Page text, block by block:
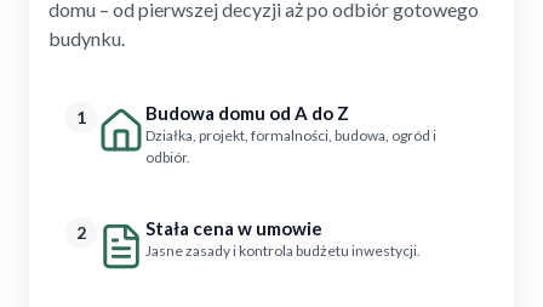
domu – od pierwszej decyzji aż po odbiór gotowego
budynku.
1 Budowa domu od A do Z
Działka, projekt, formalności, budowa, ogród i
odbiór.
2 Stała cena w umowie
Jasne zasady i kontrola budżetu inwestycji.